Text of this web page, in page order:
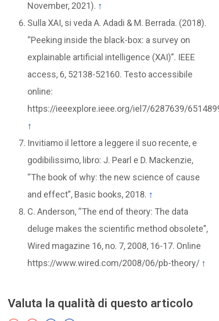
November, 2021). ↑
Sulla XAI, si veda A. Adadi & M. Berrada. (2018).
“Peeking inside the black-box: a survey on
explainable artificial intelligence (XAI)”. IEEE
access, 6, 52138-52160. Testo accessibile
online:
https://ieeexplore.ieee.org/iel7/6287639/
↑
Invitiamo il lettore a leggere il suo recente, e
godibilissimo, libro: J. Pearl e D. Mackenzie,
“The book of why: the new science of cause
and effect”, Basic books, 2018. ↑
C. Anderson, “The end of theory: The data
deluge makes the scientific method obsolete”,
Wired magazine 16, no. 7, 2008, 16-17. Online
https://www.wired.com/2008/06/pb-theory/ ↑
Valuta la qualità di questo articolo